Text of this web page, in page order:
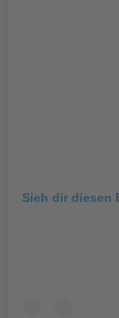
Sieh dir diesen